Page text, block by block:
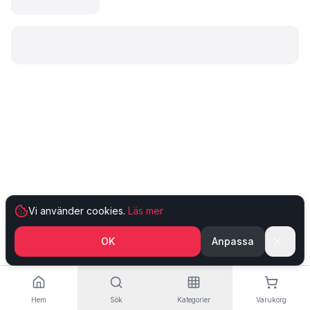
Hem Sök Kategorier Varukorg
Vi använder cookies. Läs mer
OK Anpassa